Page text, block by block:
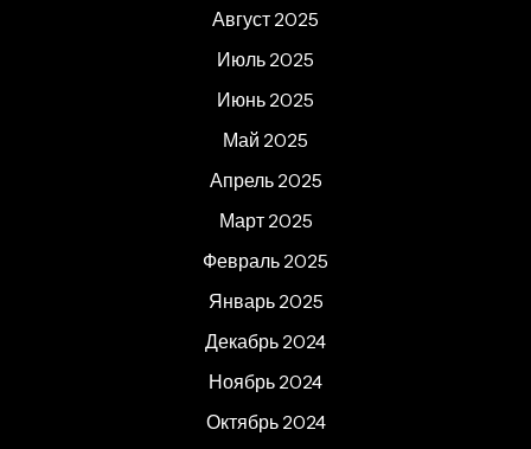
Август 2025
Июль 2025
Июнь 2025
Май 2025
Апрель 2025
Март 2025
Февраль 2025
Январь 2025
Декабрь 2024
Ноябрь 2024
Октябрь 2024